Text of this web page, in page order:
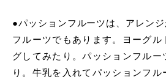
●パッションフルーツは、アレン
フルーツでもあります。ヨーグル
グしてみたり。パッションフルー
り。牛乳を入れてパッションフ